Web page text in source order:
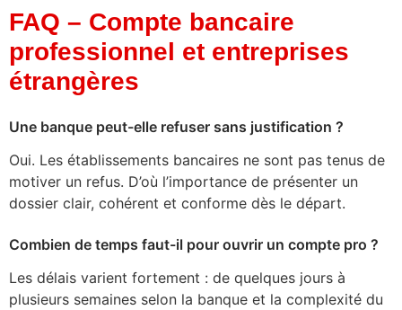
FAQ – Compte bancaire
professionnel et entreprises
étrangères
Une banque peut-elle refuser sans justification ?
Oui. Les établissements bancaires ne sont pas tenus de
motiver un refus. D’où l’importance de présenter un
dossier clair, cohérent et conforme dès le départ.
Combien de temps faut-il pour ouvrir un compte pro ?
Les délais varient fortement : de quelques jours à
plusieurs semaines selon la banque et la complexité du